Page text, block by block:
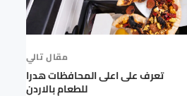
مقال تالي
تعرف على اعلى المحافظات هدرا
للطعام بالاردن